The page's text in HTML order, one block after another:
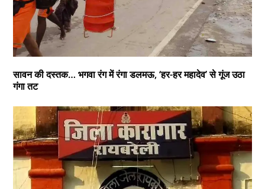
सावन की दस्तक… भगवा रंग में रंगा डलमऊ, ‘हर-हर महादेव’ से गूंज उठा
गंगा तट